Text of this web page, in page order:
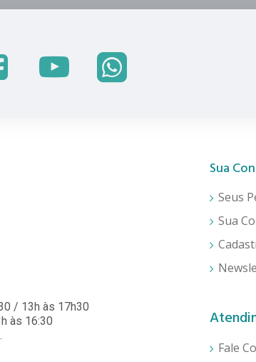
/ 13h às 17h30
às 16:30
Sua
Seus
Sua
Fale